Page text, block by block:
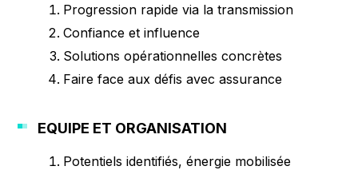
Progression rapide via la transmission
Confiance et influence
Solutions opérationnelles concrètes
Faire face aux défis avec assurance
EQUIPE ET ORGANISATION
Potentiels identifiés, énergie mobilisée